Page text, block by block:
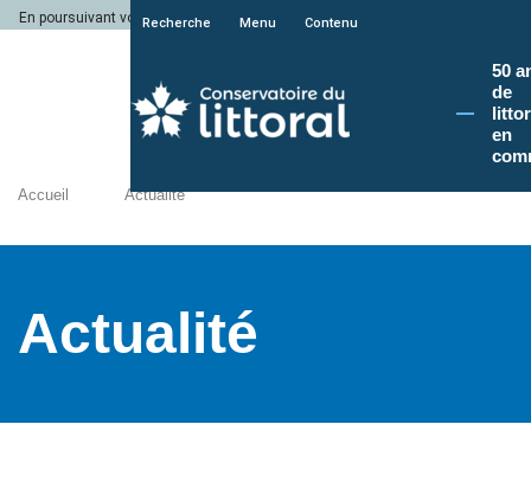
En poursuivant votre navigation sur le site du Conservatoire du littoral, vous
Recherche Menu Contenu
50
de
en
Accueil Actualité
Actualité